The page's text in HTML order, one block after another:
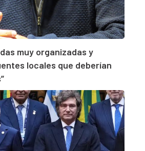
muy organizadas y
locales que deberían